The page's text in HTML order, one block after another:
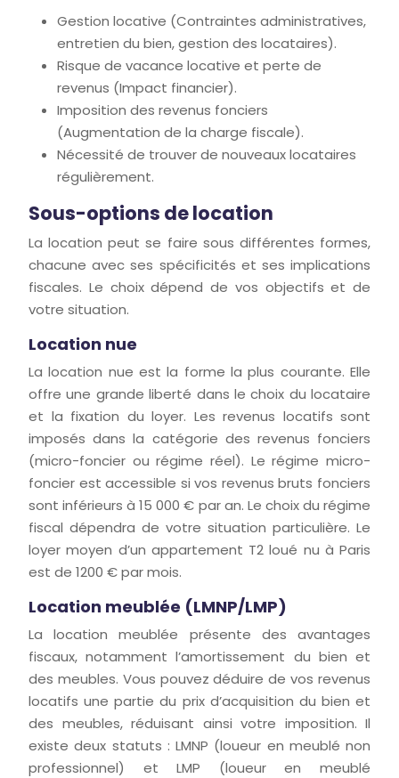
Gestion locative (Contraintes administratives,
entretien du bien, gestion des locataires).
Risque de vacance locative et perte de
revenus (Impact financier).
Imposition des revenus fonciers
(Augmentation de la charge fiscale).
Nécessité de trouver de nouveaux locataires
régulièrement.
Sous-options de location
La location peut se faire sous différentes formes,
chacune avec ses spécificités et ses implications
fiscales. Le choix dépend de vos objectifs et de
votre situation.
Location nue
La location nue est la forme la plus courante. Elle
offre une grande liberté dans le choix du locataire
et la fixation du loyer. Les revenus locatifs sont
imposés dans la catégorie des revenus fonciers
(micro-foncier ou régime réel). Le régime micro-
foncier est accessible si vos revenus bruts fonciers
sont inférieurs à 15 000 € par an. Le choix du régime
fiscal dépendra de votre situation particulière. Le
loyer moyen d’un appartement T2 loué nu à Paris
est de 1200 € par mois.
Location meublée (LMNP/LMP)
La location meublée présente des avantages
fiscaux, notamment l’amortissement du bien et
des meubles. Vous pouvez déduire de vos revenus
locatifs une partie du prix d’acquisition du bien et
des meubles, réduisant ainsi votre imposition. Il
existe deux statuts : LMNP (loueur en meublé non
professionnel) et LMP (loueur en meublé